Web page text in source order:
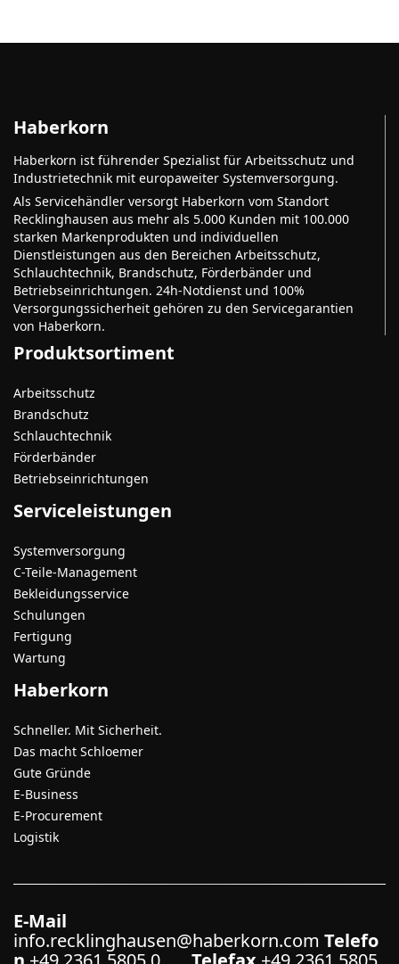
Haberkorn
Haberkorn ist führender Spezialist für Arbeitsschutz und
Industrietechnik mit europaweiter Systemversorgung.
Als Servicehändler versorgt Haberkorn vom Standort
Recklinghausen aus mehr als 5.000 Kunden mit 100.000
starken Markenprodukten und individuellen
Dienstleistungen aus den Bereichen Arbeitsschutz,
Schlauchtechnik, Brandschutz, Förderbänder und
Betriebseinrichtungen. 24h-Notdienst und 100%
Versorgungssicherheit gehören zu den Servicegarantien
von Haberkorn.
Produktsortiment
Arbeitsschutz
Brandschutz
Schlauchtechnik
Förderbänder
Betriebseinrichtungen
Serviceleistungen
Systemversorgung
C-Teile-Management
Bekleidungsservice
Schulungen
Fertigung
Wartung
Haberkorn
Schneller. Mit Sicherheit.
Das macht Schloemer
Gute Gründe
E-Business
E-Procurement
Logistik
E-Mail
info.recklinghausen@haberkorn.com Telefo